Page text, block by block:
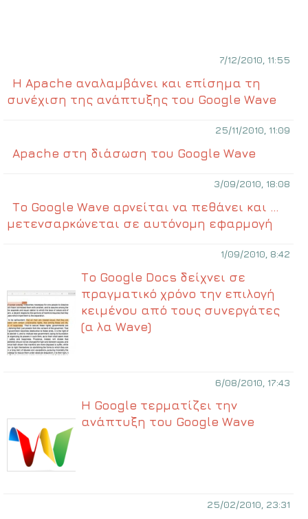
7/12/2010, 11:55
Η Apache αναλαμβάνει και επίσημα τη
συνέχιση της ανάπτυξης του Google Wave
25/11/2010, 11:09
Apache στη διάσωση του Google Wave
3/09/2010, 18:08
Το Google Wave αρνείται να πεθάνει και …
μετενσαρκώνεται σε αυτόνομη εφαρμογή
1/09/2010, 8:42
Το Google Docs δείχνει σε
πραγματικό χρόνο την επιλογή
κειμένου από τους συνεργάτες
(α λα Wave)
6/08/2010, 17:43
Η Google τερματίζει την
ανάπτυξη του Google Wave
25/02/2010, 23:31